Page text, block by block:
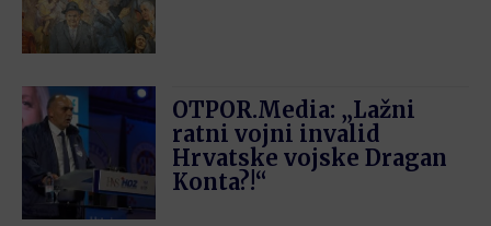
OTPOR.Media: „Lažni
ratni vojni invalid
Hrvatske vojske Dragan
Konta?!“